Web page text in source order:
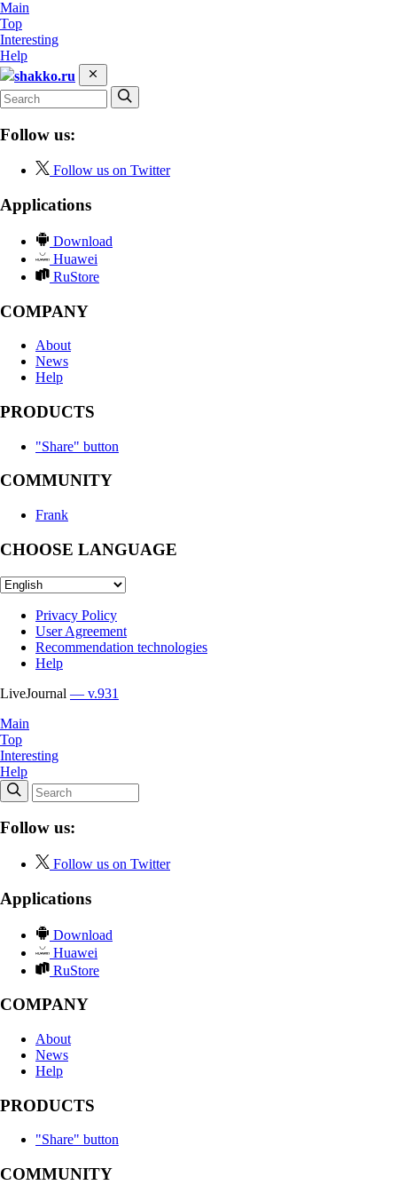
Main
Top
Interesting
Help
shakko.ru
Follow us:
Follow us on Twitter
Applications
Download
Huawei
RuStore
COMPANY
About
News
Help
PRODUCTS
"Share" button
COMMUNITY
Frank
CHOOSE LANGUAGE
Privacy Policy
User Agreement
Recommendation technologies
Help
LiveJournal — v.931
Main
Top
Interesting
Help
Follow us:
Follow us on Twitter
Applications
Download
Huawei
RuStore
COMPANY
About
News
Help
PRODUCTS
"Share" button
COMMUNITY